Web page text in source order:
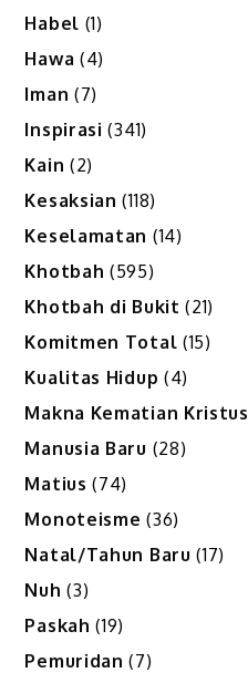
Habel (1)
Hawa (4)
Iman (7)
Inspirasi (341)
Kain (2)
Kesaksian (118)
Keselamatan (14)
Khotbah (595)
Khotbah di Bukit (21)
Komitmen Total (15)
Kualitas Hidup (4)
Makna Kematian Kristus
Manusia Baru (28)
Matius (74)
Monoteisme (36)
Natal/Tahun Baru (17)
Nuh (3)
Paskah (19)
Pemuridan (7)